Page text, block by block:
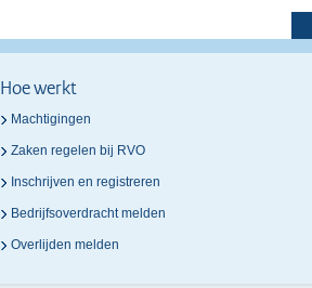
Hoe werkt
Machtigingen
Zaken regelen bij RVO
Inschrijven en registreren
Bedrijfsoverdracht melden
Overlijden melden